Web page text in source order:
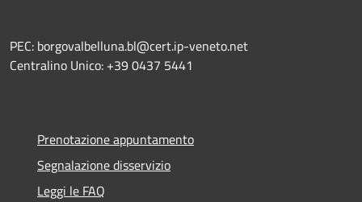
PEC: borgovalbelluna.bl@cert.ip-veneto.net
Centralino Unico: +39 0437 5441
Prenotazione appuntamento
Segnalazione disservizio
Leggi le FAQ